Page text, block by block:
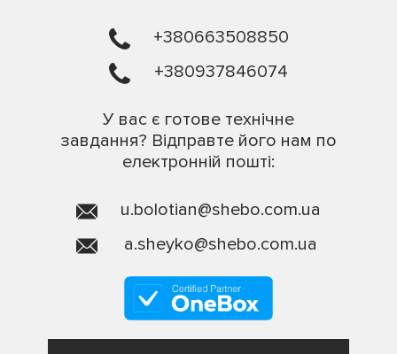
+380663508850
+380937846074
У вас є готове технічне
завдання? Відправте його нам по
електронній пошті:
u.bolotian@shebo.com.ua
a.sheyko@shebo.com.ua